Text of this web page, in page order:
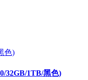
32GB/1TB/黑色)